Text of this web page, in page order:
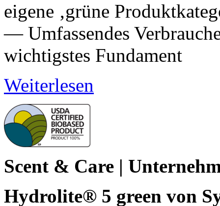
eigene ‚grüne
— Umfassendes
wichtigstes Fundament
Weiterlesen
Scent & Care |
Hydrolite® 5 green von